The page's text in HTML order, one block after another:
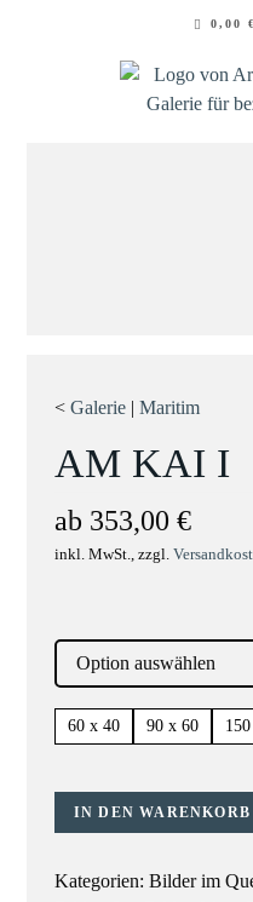
0,00 €
< Galerie| Maritim
AM KAI I
ab 353,00 €
inkl. MwSt., zzgl.
60 x 40 90 x 60
IN DEN WARENKORB
Kategorien: Bilder im